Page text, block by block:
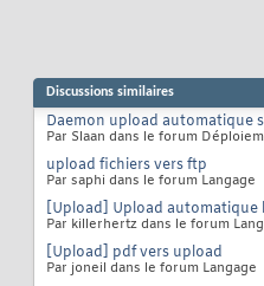
Discussions similaires
Daemon upload automatique
Par Slaan dans le forum
upload fichiers vers ftp
Par saphi dans le forum Langage
[Upload] Upload automatique
Par killerhertz dans le forum
[Upload] pdf vers upload
Par joneil dans le forum Langage